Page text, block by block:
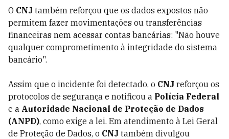
O CNJ também reforçou que os dados expostos não
permitem fazer movimentações ou transferências
financeiras nem acessar contas bancárias: "Não houve
qualquer comprometimento à integridade do sistema
bancário".
Assim que o incidente foi detectado, o CNJ reforçou os
protocolos de segurança e notificou a Polícia Federal
e a Autoridade Nacional de Proteção de Dados
(ANPD), como exige a lei. Em atendimento à Lei Geral
de Proteção de Dados, o CNJ também divulgou